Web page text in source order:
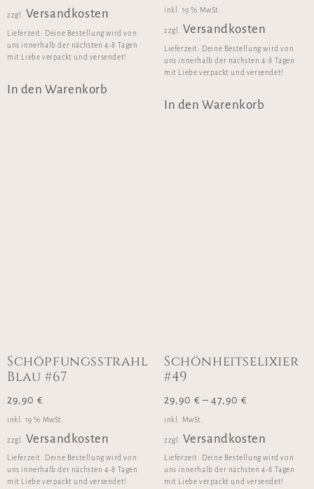
zzgl. Versandkosten
Lieferzeit: Deine Bestellung wird von
uns innerhalb der nächsten 4-8 Tagen
mit Liebe verpackt und versendet!
In den Warenkorb
inkl. 19 % MwSt.
zzgl. Versandkosten
Lieferzeit: Deine Bestellung wird von
uns innerhalb der nächsten 4-8 Tagen
mit Liebe verpackt und versendet!
In den Warenkorb
Schöpfungsstrahl
Blau #67
29,90 €
inkl. 19 % MwSt.
zzgl. Versandkosten
Lieferzeit: Deine Bestellung wird von
uns innerhalb der nächsten 4-8 Tagen
mit Liebe verpackt und versendet!
Schönheitselixier
#49
29,90 €–47,90 €
inkl. MwSt.
zzgl. Versandkosten
Lieferzeit: Deine Bestellung wird von
uns innerhalb der nächsten 4-8 Tagen
mit Liebe verpackt und versendet!